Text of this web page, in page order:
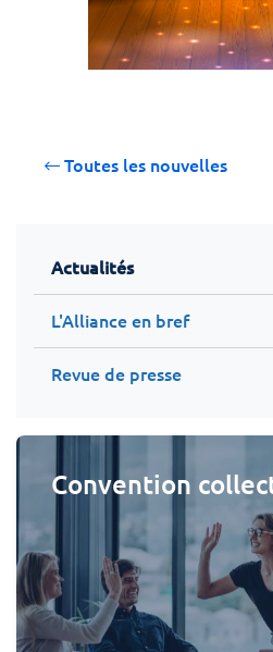
Toutes les nouvelles
Actualités
L'Alliance en bref
Revue de presse
Convention